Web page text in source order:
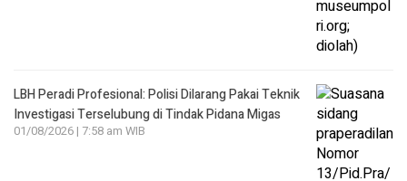
LBH Peradi Profesional: Polisi Dilarang Pakai Teknik
Investigasi Terselubung di Tindak Pidana Migas
01/08/2026 | 7:58 am WIB